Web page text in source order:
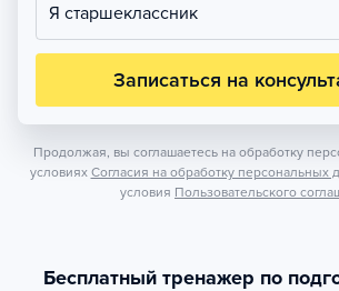
Я старшеклассник
Записаться на
Продолжая, вы соглашаетесь на обработку
условиях Согласия на обработку персональных
условия Пользовательского
Бесплатный тренажер по